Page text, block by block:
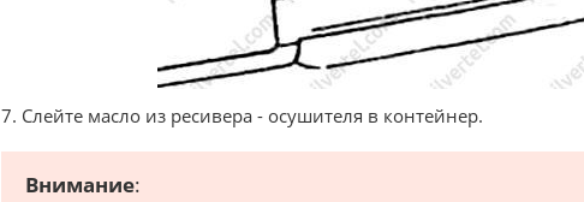
7. Слейте масло из ресивера - осушителя в контейнер.
Внимание: